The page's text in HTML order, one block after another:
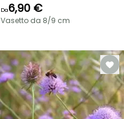
Da6,90 €
Vasetto da 8/9 cm